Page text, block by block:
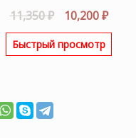
11,350₽
цена
составляла
10,200₽
Быстрый просмотр